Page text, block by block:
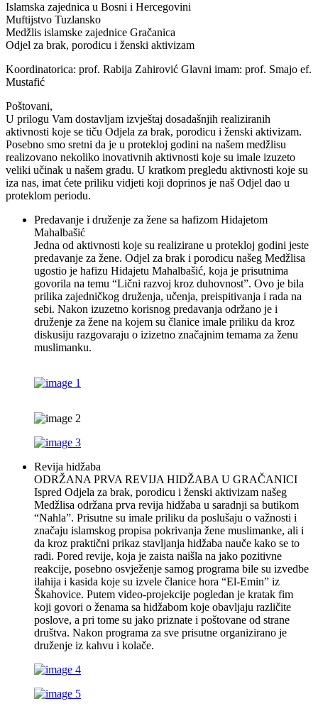
Islamska zajednica u Bosni i Hercegovini
Muftijstvo Tuzlansko
Medžlis islamske zajednice Gračanica
Odjel za brak, porodicu i ženski aktivizam
Koordinatorica: prof. Rabija Zahirović Glavni imam: prof. Smajo ef.
Mustafić
Poštovani,
U prilogu Vam dostavljam izvještaj dosadašnjih realiziranih
aktivnosti koje se tiču Odjela za brak, porodicu i ženski aktivizam.
Posebno smo sretni da je u protekloj godini na našem medžlisu
realizovano nekoliko inovativnih aktivnosti koje su imale izuzeto
veliki učinak u našem gradu. U kratkom pregledu aktivnosti koje su
iza nas, imat ćete priliku vidjeti koji doprinos je naš Odjel dao u
proteklom periodu.
Predavanje i druženje za žene sa hafizom Hidajetom
Mahalbašić
Jedna od aktivnosti koje su realizirane u protekloj godini jeste
predavanje za žene. Odjel za brak i porodicu našeg Medžlisa
ugostio je hafizu Hidajetu Mahalbašić, koja je prisutnima
govorila na temu “Lični razvoj kroz duhovnost”. Ovo je bila
prilika zajedničkog druženja, učenja, preispitivanja i rada na
sebi. Nakon izuzetno korisnog predavanja održano je i
druženje za žene na kojem su članice imale priliku da kroz
diskusiju razgovaraju o izizetno značajnim temama za ženu
muslimanku.
Revija hidžaba
ODRŽANA PRVA REVIJA HIDŽABA U GRAČANICI
Ispred Odjela za brak, porodicu i ženski aktivizam našeg
Medžlisa održana prva revija hidžaba u saradnji sa butikom
“Nahla”. Prisutne su imale priliku da poslušaju o važnosti i
značaju islamskog propisa pokrivanja žene muslimanke, ali i
da kroz praktični prikaz stavljanja hidžaba nauče kako se to
radi. Pored revije, koja je zaista naišla na jako pozitivne
reakcije, posebno osvježenje samog programa bile su izvedbe
ilahija i kasida koje su izvele članice hora “El-Emin” iz
Škahovice. Putem video-projekcije pogledan je kratak fim
koji govori o ženama sa hidžabom koje obavljaju različite
poslove, a pri tome su jako priznate i poštovane od strane
društva. Nakon programa za sve prisutne organizirano je
druženje iz kahvu i kolače.